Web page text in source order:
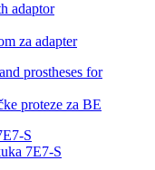
za adapter
proteze za BE
7E7-S